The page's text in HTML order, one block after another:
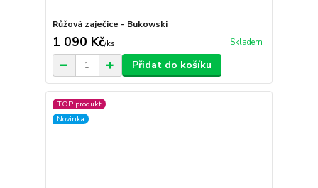
Růžová zaječice - Bukowski
1 090 Kč/ks Skladem
Přidat do košíku
TOP produkt
Novinka